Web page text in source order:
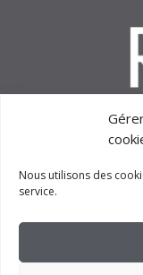
Nous utilisons des
service.